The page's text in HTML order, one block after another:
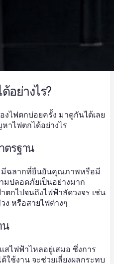
อย่างไร?
ไฟตกบ่อยครั้ง มาดูกันได้เลย
าไฟตกได้อย่างไร
ตรฐาน
มีฉลากที่ยืนยันคุณภาพหรือมี
ปลอดภัยเป็นอย่างมาก
ตกไปจนถึงไฟฟ้าลัดวงจร เช่น
หรือสายไฟต่างๆ
น
สไฟฟ้าไหลอยู่เสมอ ซึ่งการ
ใช้งาน จะช่วยเลี่ยงผลกระทบ